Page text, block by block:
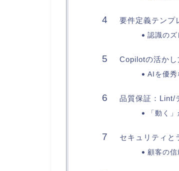
要件定義テンプ
認識のズ
Copilotの活か
AIを優秀
品質保証：Lint/
「動く
セキュリティと
顧客の